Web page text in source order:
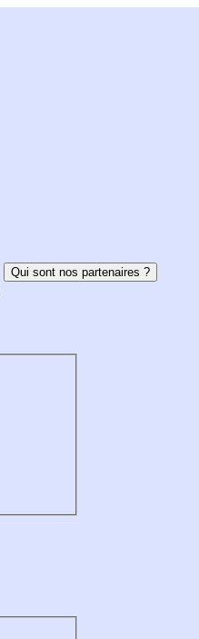
Qui sont nos partenaires ?